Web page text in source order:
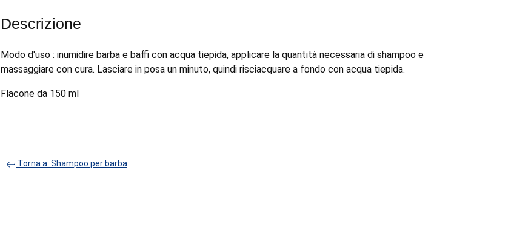
Descrizione
Modo d'uso : inumidire barba e baffi con acqua tiepida, applicare la quantità necessaria di shampoo e
massaggiare con cura. Lasciare in posa un minuto, quindi risciacquare a fondo con acqua tiepida.
Flacone da 150 ml
Torna a: Shampoo per barba